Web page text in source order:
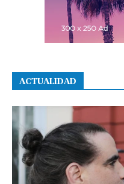
ACTUALIDAD